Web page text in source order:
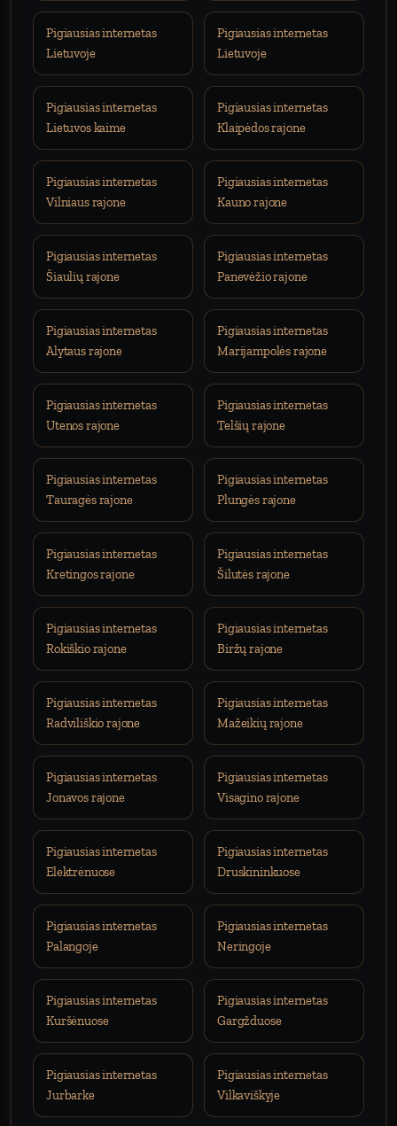
Pigiausias internetas
Lietuvoje
Pigiausias internetas
Lietuvoje
Pigiausias internetas
Lietuvos kaime
Pigiausias internetas
Klaipėdos rajone
Pigiausias internetas
Vilniaus rajone
Pigiausias internetas
Kauno rajone
Pigiausias internetas
Šiaulių rajone
Pigiausias internetas
Panevėžio rajone
Pigiausias internetas
Alytaus rajone
Pigiausias internetas
Marijampolės rajone
Pigiausias internetas
Utenos rajone
Pigiausias internetas
Telšių rajone
Pigiausias internetas
Tauragės rajone
Pigiausias internetas
Plungės rajone
Pigiausias internetas
Kretingos rajone
Pigiausias internetas
Šilutės rajone
Pigiausias internetas
Rokiškio rajone
Pigiausias internetas
Biržų rajone
Pigiausias internetas
Radviliškio rajone
Pigiausias internetas
Mažeikių rajone
Pigiausias internetas
Jonavos rajone
Pigiausias internetas
Visagino rajone
Pigiausias internetas
Elektrėnuose
Pigiausias internetas
Druskininkuose
Pigiausias internetas
Palangoje
Pigiausias internetas
Neringoje
Pigiausias internetas
Kuršėnuose
Pigiausias internetas
Gargžduose
Pigiausias internetas
Jurbarke
Pigiausias internetas
Vilkaviškyje